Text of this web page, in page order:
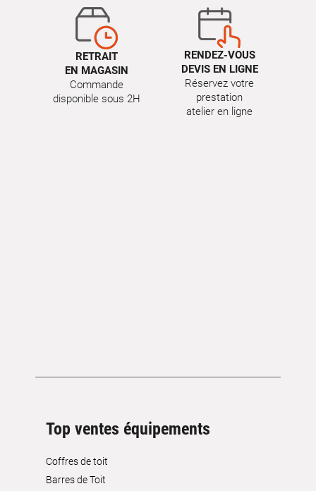
RETRAIT
EN MAGASIN
Commande
disponible sous 2H
RENDEZ-VOUS
DEVIS EN LIGNE
Réservez votre
prestation
atelier en ligne
Top ventes équipements
Coffres de toit
Barres de Toit